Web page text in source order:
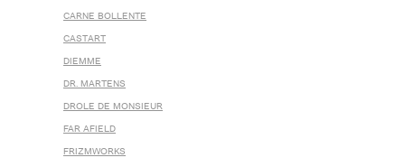
CARNE BOLLENTE
CASTART
DIEMME
DR. MARTENS
DROLE DE MONSIEUR
FAR AFIELD
FRIZMWORKS